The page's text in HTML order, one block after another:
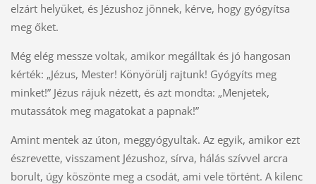
elzárt helyüket, és Jézushoz jönnek, kérve, hogy gyógyítsa
meg őket.
Még elég messze voltak, amikor megálltak és jó hangosan
kérték: „Jézus, Mester! Könyörülj rajtunk! Gyógyíts meg
minket!” Jézus rájuk nézett, és azt mondta: „Menjetek,
mutassátok meg magatokat a papnak!”
Amint mentek az úton, meggyógyultak. Az egyik, amikor ezt
észrevette, visszament Jézushoz, sírva, hálás szívvel arcra
borult, úgy köszönte meg a csodát, ami vele történt. A kilenc